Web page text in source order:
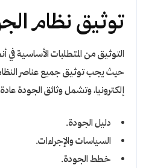
توثيق نظام
التوثيق من المتطلبات الأساسية في
حيث يجب توثيق جميع عناصر
إلكترونيا، وتشمل وثائق الجودة
دليل الجودة.
السياسات والإجراءات.
خطط الجودة.